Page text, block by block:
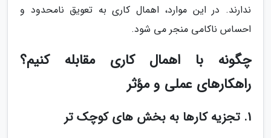
ندارند. در این موارد، اهمال کاری به تعویق نامحدود و
احساس ناکامی منجر می شود.
چگونه با اهمال کاری مقابله کنیم؟
راهکارهای عملی و مؤثر
1. تجزیه کارها به بخش های کوچک تر